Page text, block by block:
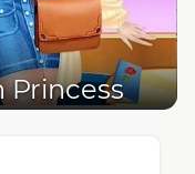
Princess